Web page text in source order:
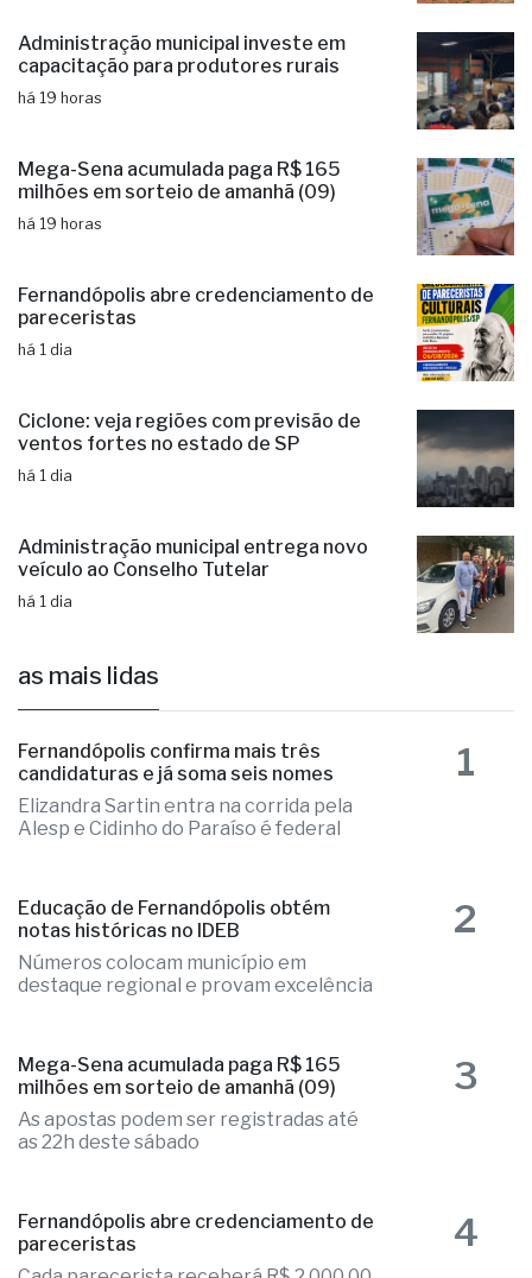
Administração municipal investe em
capacitação para produtores rurais
há 19 horas
Mega-Sena acumulada paga R$ 165
milhões em sorteio de amanhã (09)
há 19 horas
Fernandópolis abre credenciamento de
pareceristas
há 1 dia
Ciclone: veja regiões com previsão de
ventos fortes no estado de SP
há 1 dia
Administração municipal entrega novo
veículo ao Conselho Tutelar
há 1 dia
as mais lidas
Fernandópolis confirma mais três
candidaturas e já soma seis nomes
Elizandra Sartin entra na corrida pela
Alesp e Cidinho do Paraíso é federal
1
Educação de Fernandópolis obtém
notas históricas no IDEB
Números colocam município em
destaque regional e provam excelência
2
Mega-Sena acumulada paga R$ 165
milhões em sorteio de amanhã (09)
As apostas podem ser registradas até
as 22h deste sábado
3
Fernandópolis abre credenciamento de
pareceristas
4